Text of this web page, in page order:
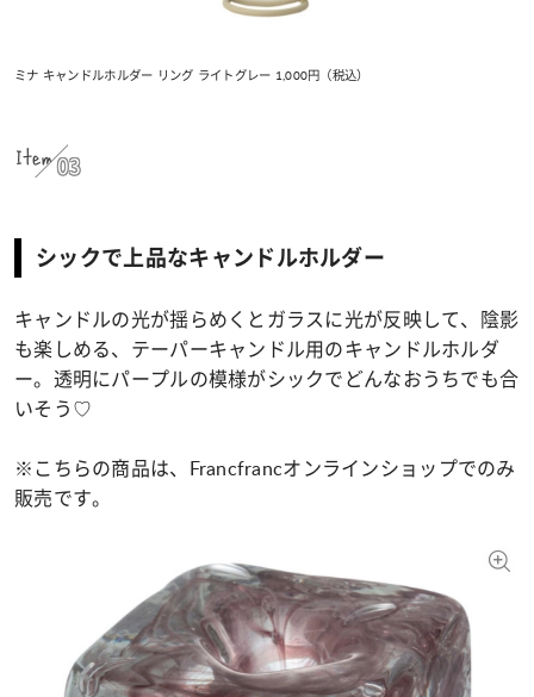
ミナ キャンドルホルダー リング ライトグレー 1,000円（税込）
Item 03
シックで上品なキャンドルホルダー
キャンドルの光が揺らめくとガラスに光が反映して、陰影
も楽しめる、テーパーキャンドル用のキャンドルホルダ
ー。透明にパープルの模様がシックでどんなおうちでも合
いそう♡
※こちらの商品は、Francfrancオンラインショップでのみ
販売です。